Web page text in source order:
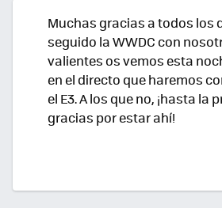
Muchas gracias a todos los
seguido la WWDC con
valientes os vemos esta
en el directo que haremos
el E3. A los que no, ¡hasta la
gracias por estar ahí!